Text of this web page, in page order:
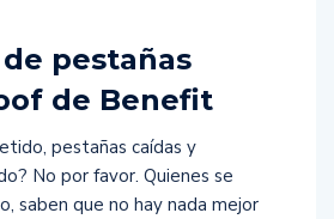
de pestañas
de Benefit
pestañas caídas y
No por favor. Quienes se
saben que no hay nada mejor